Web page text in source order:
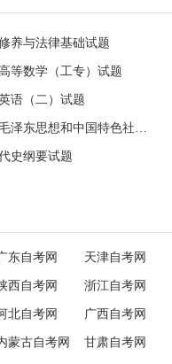
养与法律基础试题
等数学（工专）试题
语（二）试题
全国2024年4月高等教育自学考试毛泽东思想和中国特色社会主义理论体系概论试题
史纲要试题
东自考网 天津自考网
西自考网 浙江自考网
北自考网 广西自考网
蒙古自考网 甘肃自考网